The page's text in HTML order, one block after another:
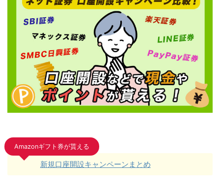
Amazonギフト券が貰える
新規口座開設キャンペーンまとめ